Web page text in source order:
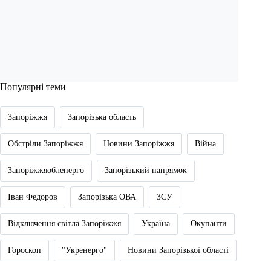
Популярні теми
Запоріжжя Запорізька область
Обстріли Запоріжжя Новини Запоріжжя Війна
Запоріжжяобленерго Запорізький напрямок
Іван Федоров Запорізька ОВА ЗСУ
Відключення світла Запоріжжя Україна Окупанти
Гороскоп "Укренерго" Новини Запорізької області